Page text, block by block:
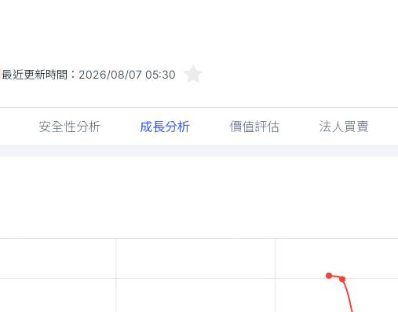
最近更新時間： 2026/08/07 05:30
安全性分析 成長分析 價值評估 法人買賣